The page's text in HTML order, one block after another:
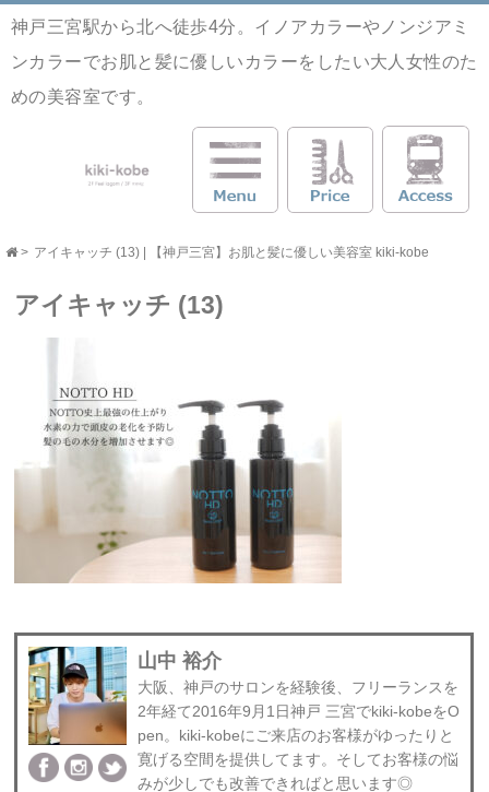
神戸三宮駅から北へ徒歩4分。イノアカラーやノンジアミ
ンカラーでお肌と髪に優しいカラーをしたい大人女性のた
めの美容室です。
> アイキャッチ (13) | 【神戸三宮】お肌と髪に優しい美容室 kiki-kobe
アイキャッチ (13)
山中 裕介
大阪、神戸のサロンを経験後、フリーランスを
2年経て2016年9月1日神戸 三宮でkiki-kobeをO
pen。kiki-kobeにご来店のお客様がゆったりと
寛げる空間を提供してます。そしてお客様の悩
みが少しでも改善できればと思います◎